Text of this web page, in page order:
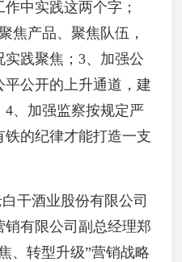
中实践这两个字；
焦产品、聚焦队伍，
践聚焦；3、加强公
公开的上升通道，建
、加强监察按规定严
的纪律才能打造一支
干酒业股份有限公司
有限公司副总经理郑
、转型升级”营销战略